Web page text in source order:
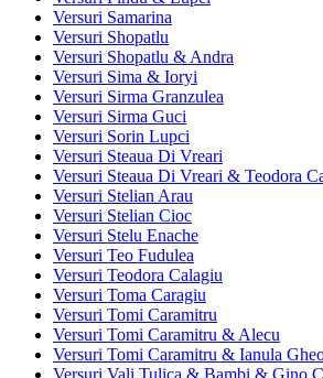
Versuri Samarina
Versuri Shopatlu
Versuri Shopatlu & Andra
Versuri Sima & Ioryi
Versuri Sirma Granzulea
Versuri Sirma Guci
Versuri Sorin Lupci
Versuri Steaua Di Vreari
Versuri Steaua Di Vreari & Teodora
Versuri Stelian Arau
Versuri Stelian Cioc
Versuri Stelu Enache
Versuri Teo Fudulea
Versuri Teodora Calagiu
Versuri Toma Caragiu
Versuri Tomi Caramitru
Versuri Tomi Caramitru & Alecu
Versuri Tomi Caramitru & Ianula
Versuri Vali Tulica & Bambi & Gino